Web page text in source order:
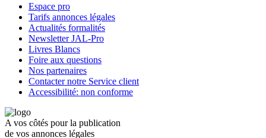
Espace pro
Tarifs annonces légales
Actualités formalités
Newsletter JAL-Pro
Livres Blancs
Foire aux questions
Nos partenaires
Contacter notre Service client
Accessibilité: non conforme
A vos côtés pour la publication
de vos annonces légales